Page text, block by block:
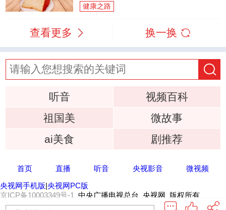
健康之路
查看更多 换一换
听音
视频百科
祖国美
微故事
ai美食
剧推荐
首页 直播 听音 央视影音
微视频
央视网手机版|央视网PC版
京ICP备10003349号-1
中央广播电视总台 央视网 版权所有